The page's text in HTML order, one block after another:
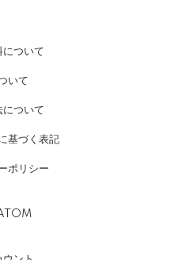
について
いて
について
基づく表記
ポリシー